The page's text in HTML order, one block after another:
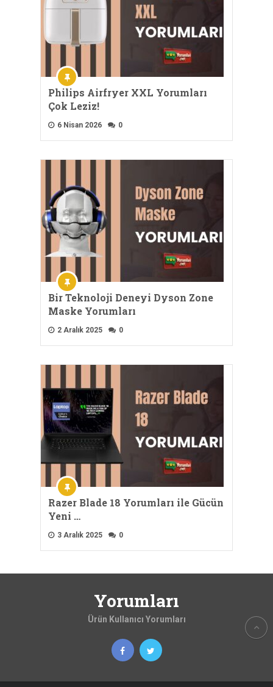
Philips Airfryer XXL Yorumları
Çok Leziz!
6 Nisan 2026 0
Bir Teknoloji Deneyi Dyson Zone
Maske Yorumları
2 Aralık 2025 0
Razer Blade 18 Yorumları ile Gücün
Yeni …
3 Aralık 2025 0
Yorumları
Ürün Kullanıcı Yorumları